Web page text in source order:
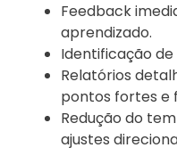
Feedback
aprendizado.
Identificação
Relatórios
pontos fortes e
Redução do
ajustes